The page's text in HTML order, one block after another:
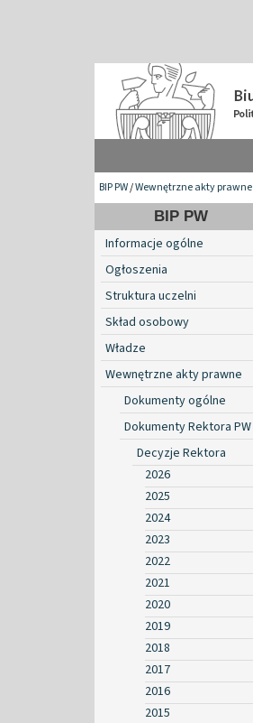
BIP PW/Wewnętrzne akty prawne
BIP PW
Informacje ogólne
Ogłoszenia
Struktura uczelni
Skład osobowy
Władze
Wewnętrzne akty prawne
Dokumenty ogólne
Dokumenty Rektora PW
Decyzje Rektora
2026
2025
2024
2023
2022
2021
2020
2019
2018
2017
2016
2015